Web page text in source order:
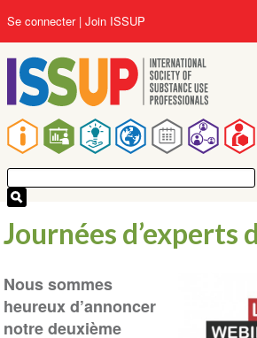
au
contenu
principal
Main
navigation
User
account
menu
Se connecter Join ISSUP
Journées d’experts
Nous sommes
heureux d’annoncer
notre deuxième